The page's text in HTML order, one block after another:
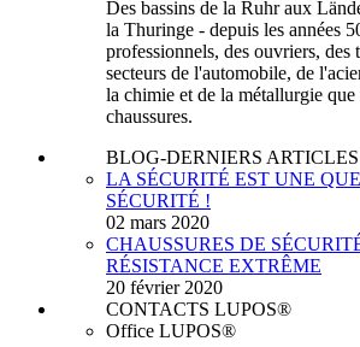
Des bassins de la Ruhr aux
la Thuringe - depuis les années
professionnels, des ouvriers, des
secteurs de l'automobile, de
la chimie et de la métallurgie que
chaussures.
BLOG-DERNIERS ARTICLES
LA SÉCURITÉ EST UNE
SÉCURITÉ !
02 mars 2020
CHAUSSURES DE
RÉSISTANCE EXTRÊME
20 février 2020
CONTACTS LUPOS®
Office LUPOS®